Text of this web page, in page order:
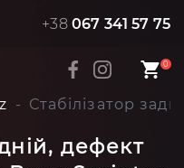
+38 067 341 57 75
0
Стабілізатор
дефект